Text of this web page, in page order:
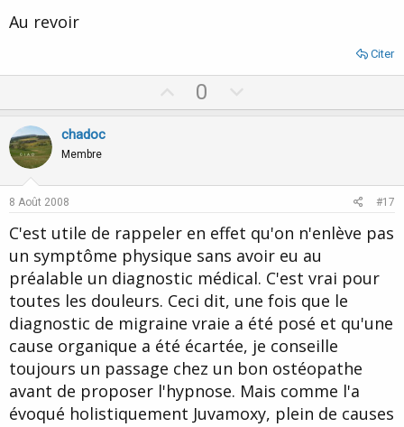
Au revoir
Citer
p
0
o
e
chadoc
Membre
8 Août 2008 #17
C'est utile de rappeler en effet qu'on n'enlève pas
un symptôme physique sans avoir eu au
préalable un diagnostic médical. C'est vrai pour
toutes les douleurs. Ceci dit, une fois que le
diagnostic de migraine vraie a été posé et qu'une
cause organique a été écartée, je conseille
toujours un passage chez un bon ostéopathe
avant de proposer l'hypnose. Mais comme l'a
évoqué holistiquement Juvamoxy, plein de causes